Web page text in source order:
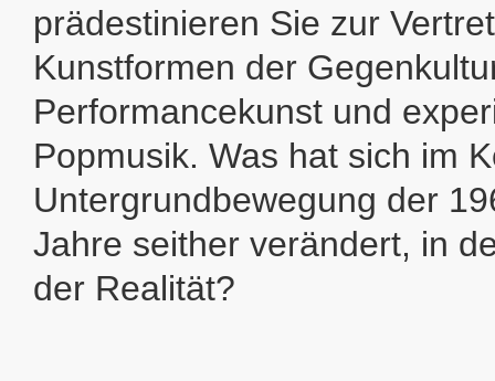
prädestinieren Sie zur
Kunstformen der
Performancekunst und
Popmusik. Was hat sich im
Untergrundbewegung der
Jahre seither verändert, in
der Realität?